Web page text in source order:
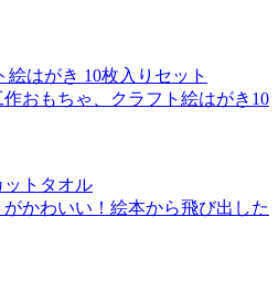
はがき 10枚入りセット
おもちゃ、クラフト絵はがき10
トタオル
かわいい！絵本から飛び出した